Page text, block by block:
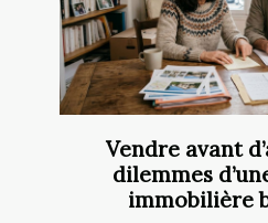
Vendre avant
dilemmes
immobilière